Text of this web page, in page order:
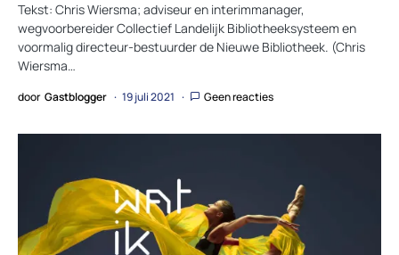
Tekst: Chris Wiersma; adviseur en interimmanager,
wegvoorbereider Collectief Landelijk Bibliotheeksysteem en
voormalig directeur-bestuurder de Nieuwe Bibliotheek. (Chris
Wiersma…
door Gastblogger 19 juli 2021 Geen reacties